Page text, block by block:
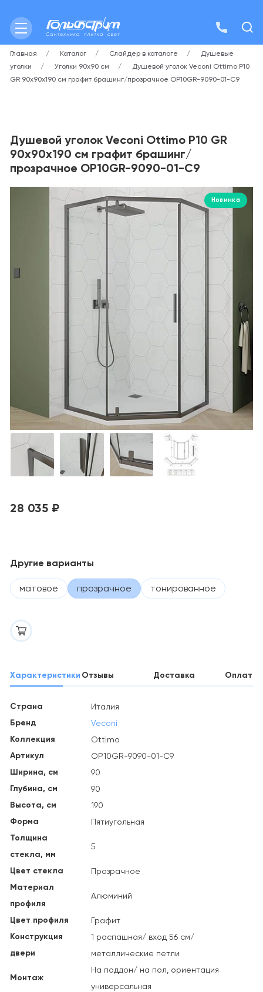
Главная Каталог Слайдер в каталоге
Душевые
уголки
Уголки 90х90 см
Душевой уголок Veconi Ottimo P10
GR 90х90х190 см графит брашинг/прозрачное OP10GR-9090-01-C9
Душевой уголок Veconi Ottimo P10 GR
90х90х190 см графит брашинг/
прозрачное OP10GR-9090-01-C9
Новинка
28 035 ₽
Другие варианты
матовое прозрачное тонированное
Характеристики Отзывы Доставка Оплата
Страна Италия
Бренд Veconi
Коллекция Ottimo
Артикул OP10GR-9090-01-C9
Ширина, см 90
Глубина, см 90
Высота, см 190
Форма Пятиугольная
Толщина
стекла, мм
5
Цвет стекла Прозрачное
Материал
профиля
Алюминий
Цвет профиля Графит
Конструкция
двери
1 распашная/ вход 56 см/
металлические петли
Монтаж
На поддон/ на пол, ориентация
универсальная